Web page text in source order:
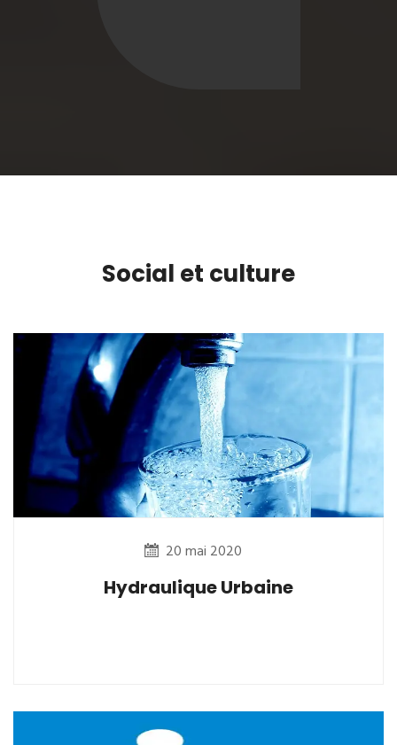
Social et culture
20 mai 2020
Hydraulique Urbaine